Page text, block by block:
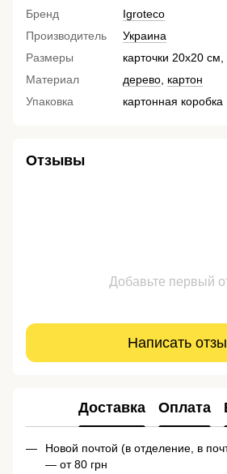
Бренд
Igroteco
Производитель
Украина
Размеры
карточки 20х20
Материал
дерево картон
Упаковка
картонная коробка
Отзывы
Добавьте первый
Написать
Доставка Оплата
Новой почтой (в отделение, в
— от 80 грн